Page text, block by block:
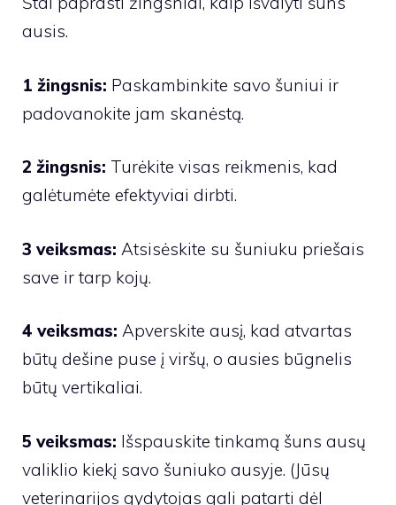
ausis.
1 žingsnis: Paskambinkite savo šuniui ir
padovanokite jam skanėstą.
2 žingsnis: Turėkite visas reikmenis, kad
galėtumėte efektyviai dirbti.
3 veiksmas: Atsisėskite su šuniuku priešais
save ir tarp kojų.
4 veiksmas: Apverskite ausį, kad atvartas
būtų dešine puse į viršų, o ausies būgnelis
būtų vertikaliai.
5 veiksmas: Išspauskite tinkamą šuns ausų
valiklio kiekį savo šuniuko ausyje. (Jūsų
veterinarijos gydytojas gali patarti dėl